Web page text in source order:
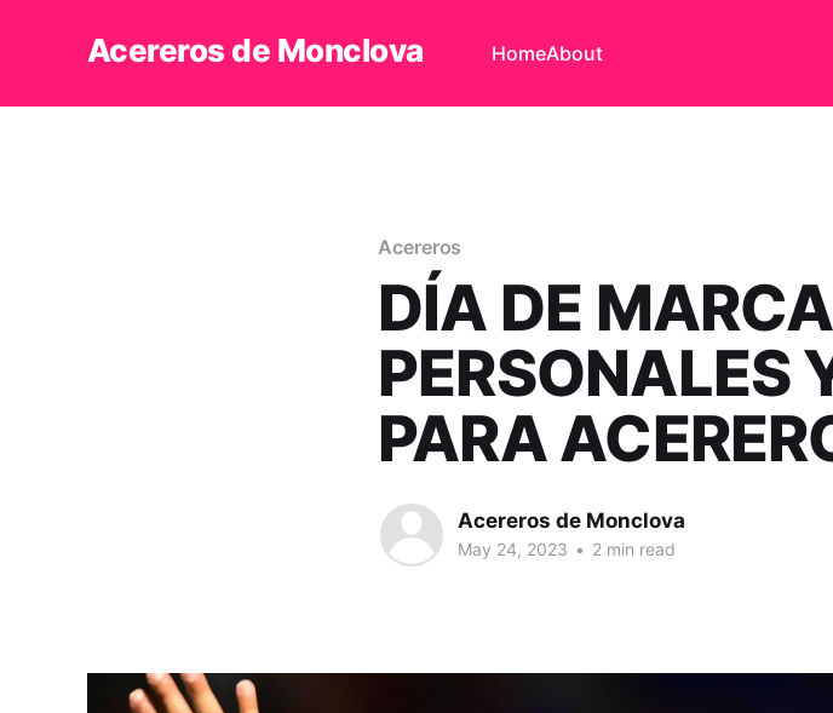
Acereros de Monclova HomeAbout
Acereros
DÍA DE
PERSONALES
PARA
Acereros de Monclova
May 24, 2023 • 2 min read